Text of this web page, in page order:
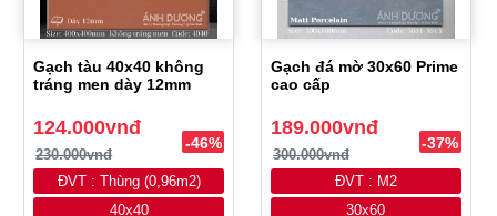
Gạch tàu 40x40 không
tráng men dày 12mm
124.000vnđ
230.000vnđ
-46%
ĐVT : Thùng (0,96m2)
40x40
Gạch đá mờ 30x60 Prime
cao cấp
189.000vnđ
300.000vnđ
-37%
ĐVT : M2
30x60